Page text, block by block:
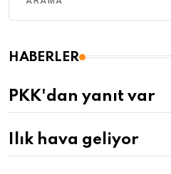
HABERLER
PKK'dan yanıt var
Ilık hava geliyor